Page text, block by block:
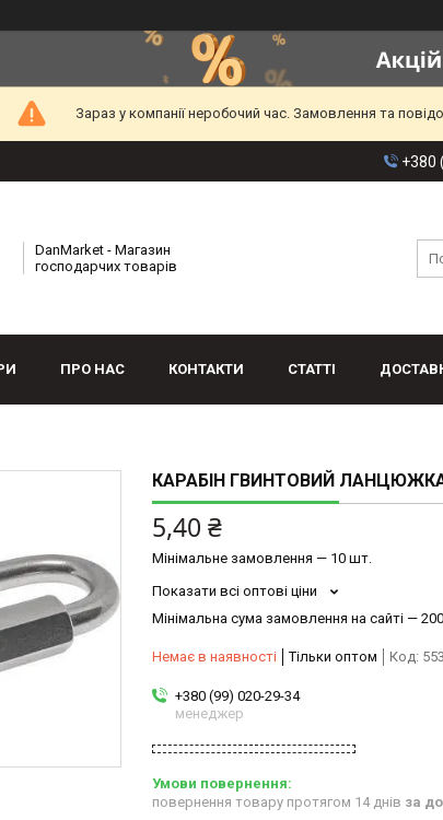
Зараз у компанії неробочий час. Замовлення та
+380
DanMarket - Магазин
господарчих товарів
ПРО НАС КОНТАКТИ СТАТТІ
КАРАБІН ГВИНТОВИЙ
5,40 ₴
Мінімальне замовлення — 10 шт.
Показати всі оптові ціни
Мінімальна сума замовлення на сайті —
Немає в наявності Тільки оптом Код:
+380 (99) 020-29-34
менеджер
повернення товару протягом 14 днів за